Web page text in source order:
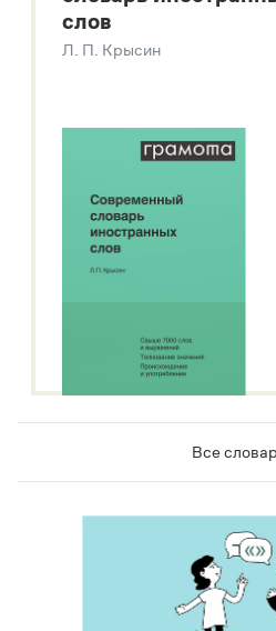
Современный словарь
Звук – технология синтеза
слов
Л. П. Крысин
Все